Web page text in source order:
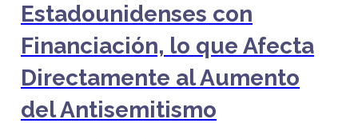
Estadounidenses con
Financiación, lo que Afecta
Directamente al Aumento
del Antisemitismo